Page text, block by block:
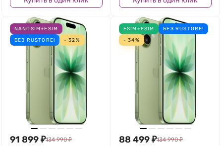
NANOSIM+ESIM
БЕЗ RUSTORE!
- 32%
91 899₽134 990 ₽
ESIM+ESIM
БЕЗ RUSTORE!
- 34%
88 499₽134 990 ₽